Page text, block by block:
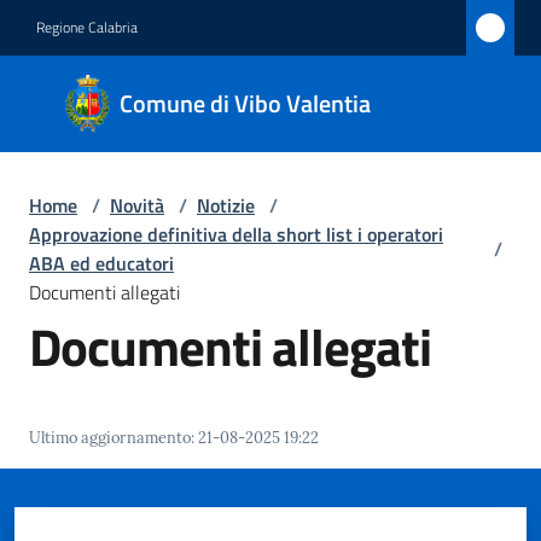
Regione Calabria
Comune di Vibo Valentia
Comune
di Vibo
Valentia
Amministrazione
Novità
Menu selezionato
Valentia
Home / Novità / Notizie /
Approvazione definitiva della short list i operatori
ABA ed educatori
/
Documenti allegati
Documenti allegati
Ultimo aggiornamento:21-08-2025 19:22